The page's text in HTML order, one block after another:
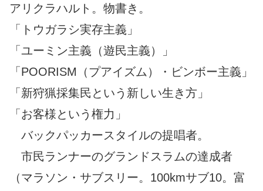
アリクラハルト。物書き。
「トウガラシ実存主義」
「ユーミン主義（遊民主義）」
「POORISM（プアイズム）・ビンボー主義」
「新狩猟採集民という新しい生き方」
「お客様という権力」
バックパッカースタイルの提唱者。
市民ランナーのグランドスラムの達成者
（マラソン・サブスリー。100kmサブ10。富